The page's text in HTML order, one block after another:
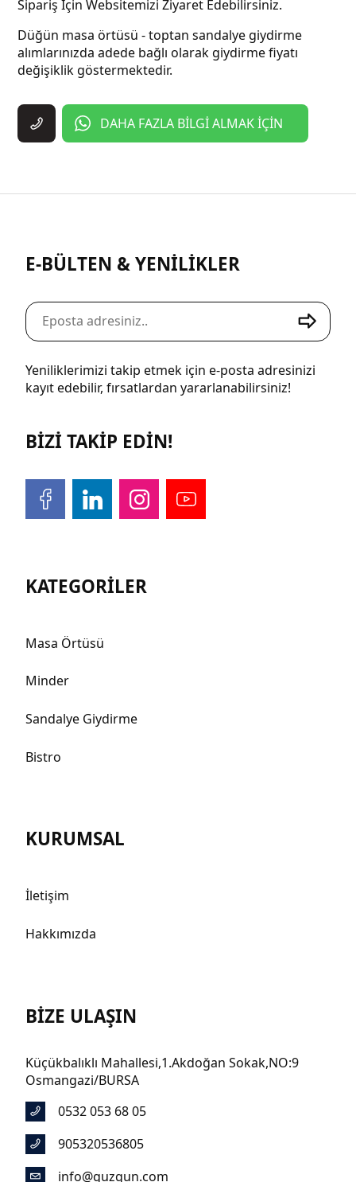
Sipariş İçin Websitemizi Ziyaret Edebilirsiniz.
Düğün masa örtüsü - toptan sandalye giydirme
alımlarınızda adede bağlı olarak giydirme fiyatı
değişiklik göstermektedir.
DAHA FAZLA BİLGİ ALMAK İÇİN
E-BÜLTEN & YENİLİKLER
Yeniliklerimizi takip etmek için e-posta adresinizi
kayıt edebilir, fırsatlardan yararlanabilirsiniz!
BİZİ TAKİP EDİN!
KATEGORİLER
Masa Örtüsü
Minder
Sandalye Giydirme
Bistro
KURUMSAL
İletişim
Hakkımızda
BİZE ULAŞIN
Küçükbalıklı Mahallesi,1.Akdoğan Sokak,NO:9
Osmangazi/BURSA
0532 053 68 05
905320536805
info@guzgun.com